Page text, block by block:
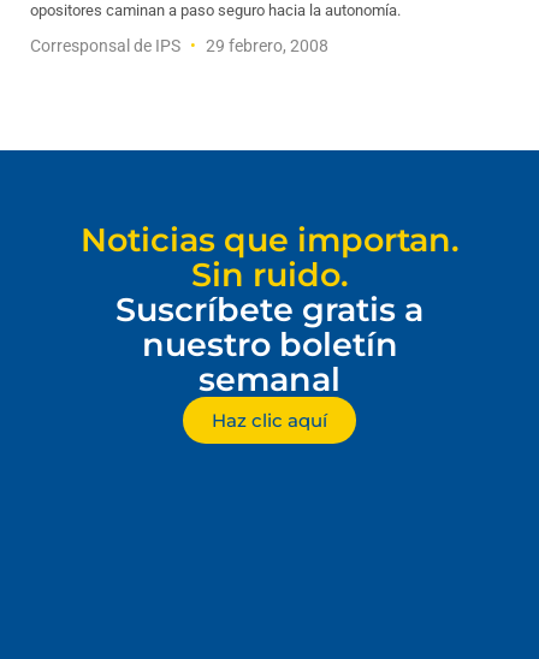
opositores caminan a paso seguro hacia la autonomía.
Corresponsal de IPS 29 febrero, 2008
Noticias que importan.
Sin ruido.
Suscríbete gratis a
nuestro boletín
semanal
Haz clic aquí